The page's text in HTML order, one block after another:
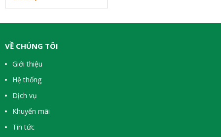
VỀ CHÚNG TÔI
Giới thiệu
Hệ thống
Dịch vụ
Khuyến mãi
Tin tức